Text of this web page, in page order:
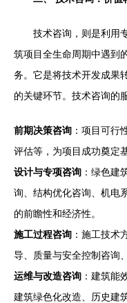
技术咨询，则是利用
筑项目全生命周期中遇到
务。它是将技术开发成果
的关键环节。技术咨询的
前期决策咨询 ：项目可行
评估等，为项目成功奠定
设计与专项咨询 ：绿色建
询、结构优化咨询、机电
的前瞻性和经济性。
施工过程咨询 ：施工技术
导、质量与安全控制咨询
运维与改造咨询 ：建筑能
建筑绿色化改造、历史建